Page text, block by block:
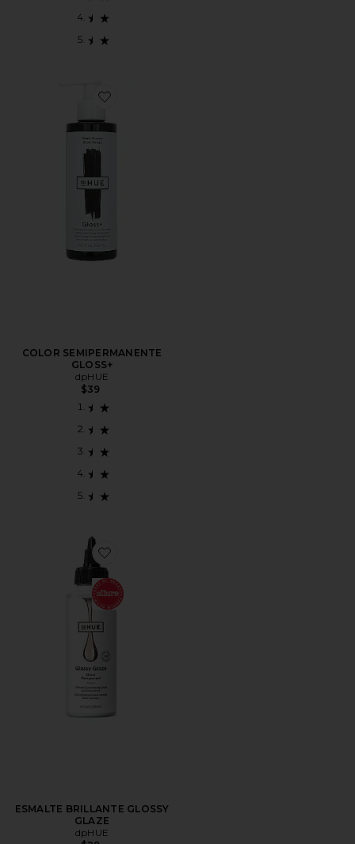
Favorite COLOR SEMIPERMANENTE GLOSS+
COLOR SEMIPERMANENTE
GLOSS+
dpHUE
$39
Favorite ESMALTE BRILLANTE GLOSSY GLAZE
ESMALTE BRILLANTE GLOSSY
GLAZE
dpHUE